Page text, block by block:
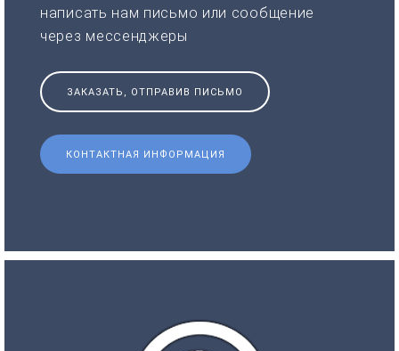
написать нам письмо или сообщение
через мессенджеры
ЗАКАЗАТЬ, ОТПРАВИВ ПИСЬМО
КОНТАКТНАЯ ИНФОРМАЦИЯ